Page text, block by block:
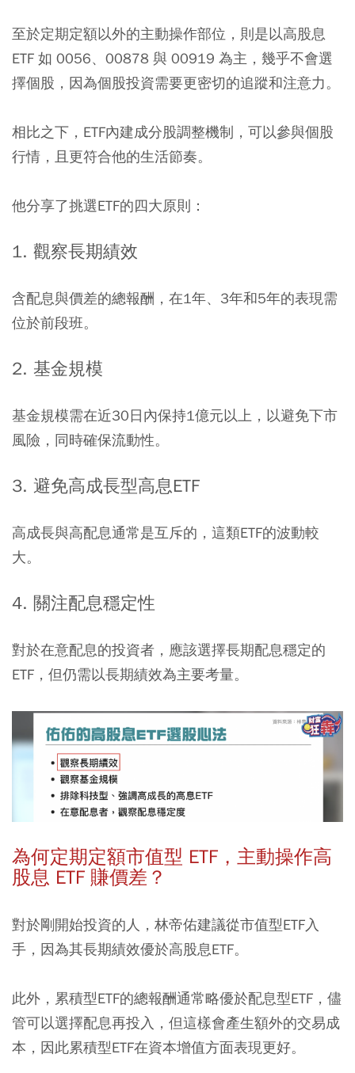
至於定期定額以外的主動操作部位，則是以高股息
ETF 如 0056、00878 與 00919 為主，幾乎不會選
擇個股 ，因為個股投資需要更密切的追蹤和注意力。
相比之下，ETF內建成分股調整機制，可以參與個股
行情，且更符合他的生活節奏。
他分享了挑選ETF的四大原則：
1. 觀察長期績效
含配息與價差的總報酬，在1年、3年和5年的表現需
位於前段班。
2. 基金規模
基金規模需在近30日內保持1億元以上，以避免下市
風險，同時確保流動性。
3. 避免高成長型高息ETF
高成長與高配息通常是互斥的，這類ETF的波動較
大。
4. 關注配息穩定性
對於在意配息的投資者，應該選擇長期配息穩定的
ETF，但仍需以長期績效為主要考量。
為何定期定額市值型 ETF，主動操作高
股息 ETF 賺價差？
對於剛開始投資的人，林帝佑建議從市值型ETF入
手，因為其長期績效優於高股息ETF。
此外，累積型ETF的總報酬通常略優於配息型ETF，儘
管可以選擇配息再投入，但這樣會產生額外的交易成
本，因此累積型ETF在資本增值方面表現更好。